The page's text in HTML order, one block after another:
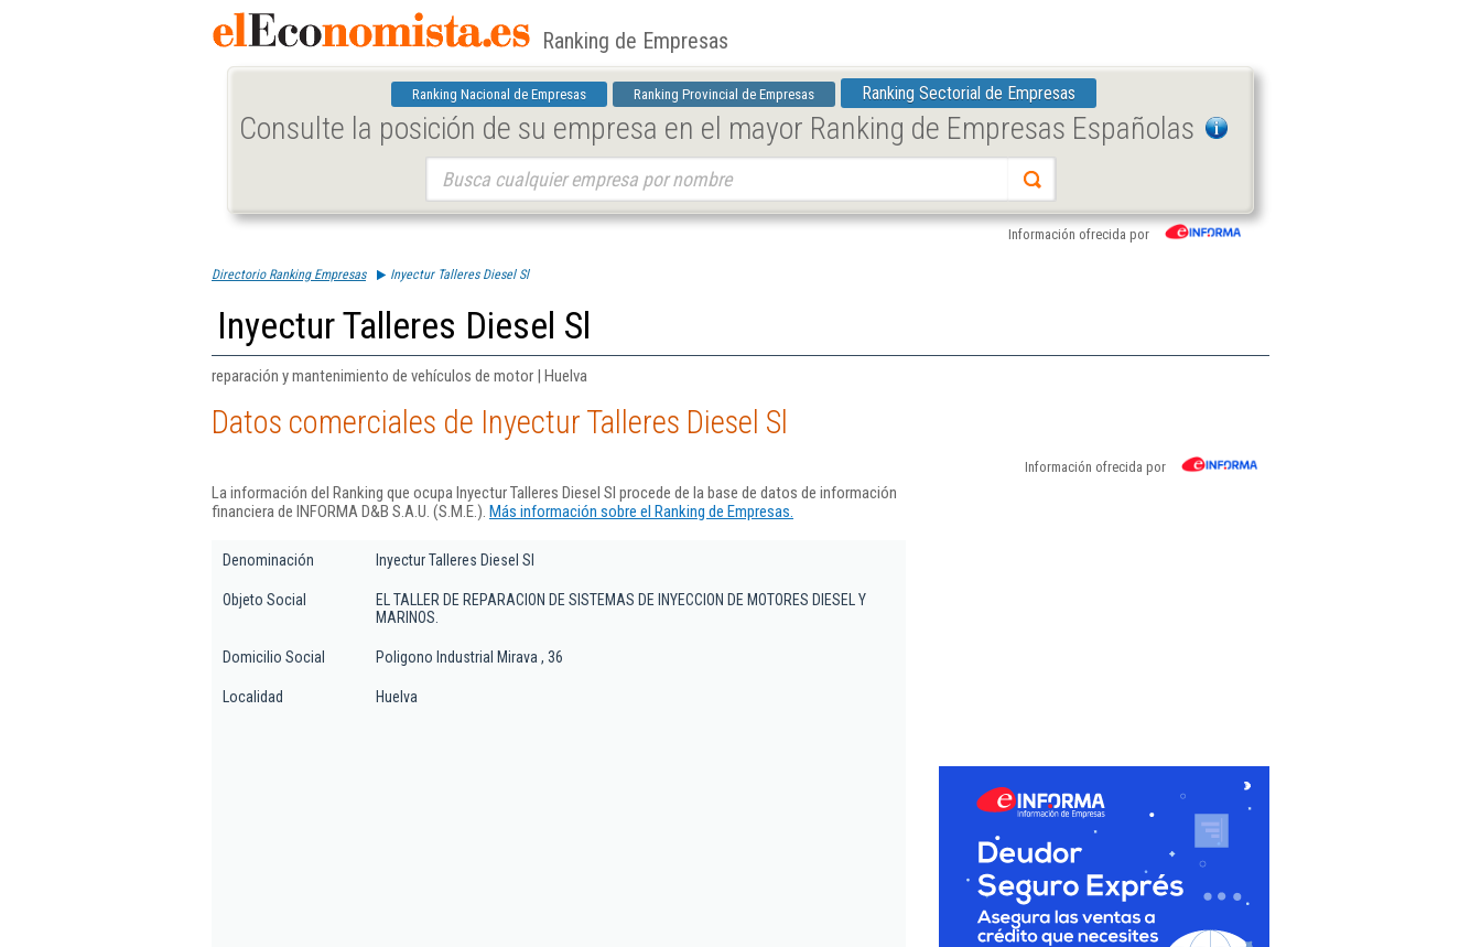
Ranking de Empresas
Ranking Nacional de Empresas Ranking Provincial de Empresas Ranking Sectorial de Empresas
Consulte la posición de su empresa en el mayor Ranking de Empresas Españolas
Información ofrecida por
Directorio Ranking Empresas Inyectur Talleres Diesel Sl
Inyectur Talleres Diesel Sl
reparación y mantenimiento de vehículos de motor | Huelva
Datos comerciales de Inyectur Talleres Diesel Sl
Información ofrecida por
La información del Ranking que ocupa Inyectur Talleres Diesel Sl procede de la base de datos de información
financiera de INFORMA D&B S.A.U. (S.M.E.). Más información sobre el Ranking de Empresas.
Denominación Inyectur Talleres Diesel Sl
Objeto Social
EL TALLER DE REPARACION DE SISTEMAS DE INYECCION DE MOTORES DIESEL Y
MARINOS.
Domicilio Social Poligono Industrial Mirava , 36
Localidad Huelva